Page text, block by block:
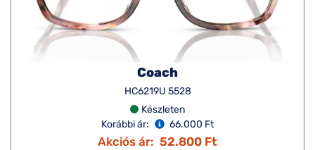
Coach
HC6219U 5528
Készleten
Korábbi ár:
66.000 Ft
Akciós ár: 52.800 Ft